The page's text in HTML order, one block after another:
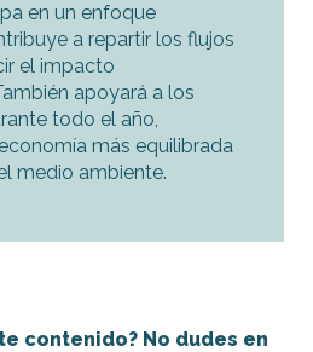
en un enfoque
a repartir los flujos
el impacto
apoyará a los
todo el año,
más equilibrada
medio ambiente.
contenido? No dudes en